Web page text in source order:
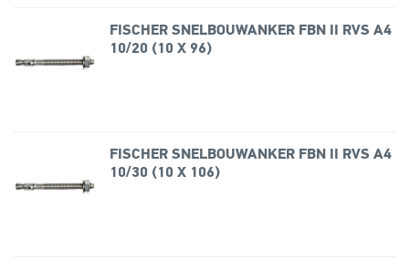
FISCHER SNELBOUWANKER FBN II RVS A4
10/20 (10 X 96)
FISCHER SNELBOUWANKER FBN II RVS A4
10/30 (10 X 106)